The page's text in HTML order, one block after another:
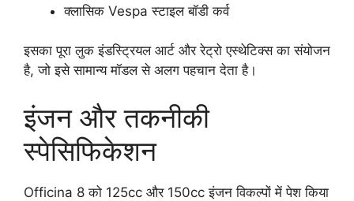
क्लासिक Vespa स्टाइल बॉडी कर्व
इसका पूरा लुक इंडस्ट्रियल आर्ट और रेट्रो एस्थेटिक्स का संयोजन
है, जो इसे सामान्य मॉडल से अलग पहचान देता है।
इंजन और तकनीकी
स्पेसिफिकेशन
Officina 8 को 125cc और 150cc इंजन विकल्पों में पेश किया